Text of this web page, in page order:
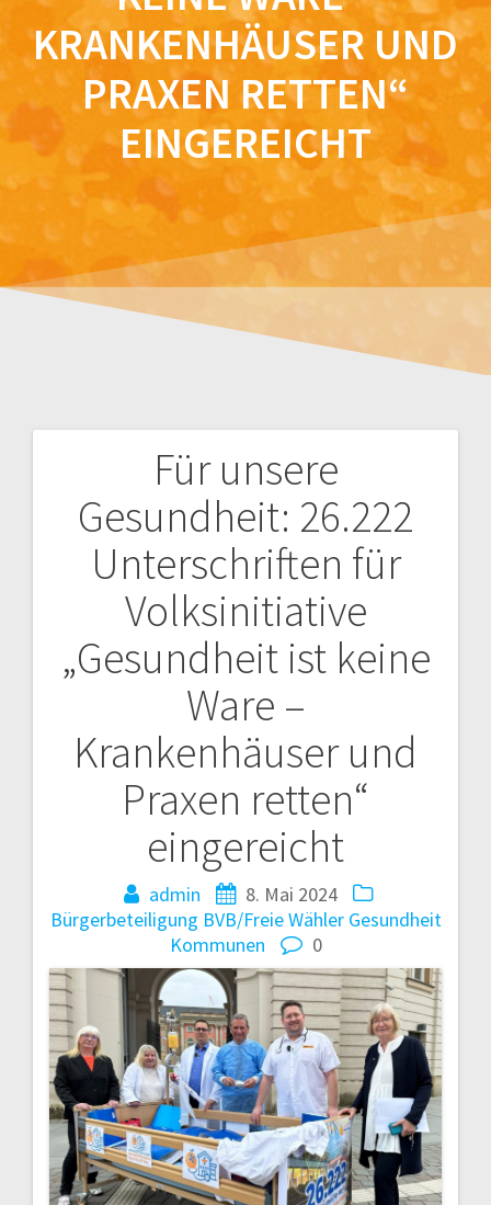
KRANKENHÄUSER UND
PRAXEN RETTEN“
EINGEREICHT
Für unsere
Gesundheit: 26.222
Unterschriften für
Volksinitiative
„Gesundheit ist keine
Ware –
Krankenhäuser und
Praxen retten“
eingereicht
admin
8. Mai 2024
Bürgerbeteiligung BVB/Freie Wähler Gesundheit
Kommunen
0
Beitrags-
Navigation